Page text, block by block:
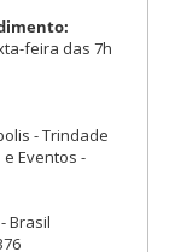
feira das 7h
- Trindade
Eventos -
Brasil